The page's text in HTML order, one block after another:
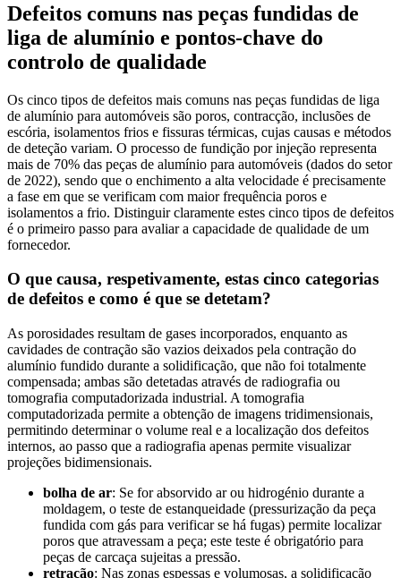
Defeitos comuns nas peças fundidas de
liga de alumínio e pontos-chave do
controlo de qualidade
Os cinco tipos de defeitos mais comuns nas peças fundidas de liga
de alumínio para automóveis são poros, contracção, inclusões de
escória, isolamentos frios e fissuras térmicas, cujas causas e métodos
de deteção variam. O processo de fundição por injeção representa
mais de 70% das peças de alumínio para automóveis (dados do setor
de 2022), sendo que o enchimento a alta velocidade é precisamente
a fase em que se verificam com maior frequência poros e
isolamentos a frio. Distinguir claramente estes cinco tipos de defeitos
é o primeiro passo para avaliar a capacidade de qualidade de um
fornecedor.
O que causa, respetivamente, estas cinco categorias
de defeitos e como é que se detetam?
As porosidades resultam de gases incorporados, enquanto as
cavidades de contração são vazios deixados pela contração do
alumínio fundido durante a solidificação, que não foi totalmente
compensada; ambas são detetadas através de radiografia ou
tomografia computadorizada industrial. A tomografia
computadorizada permite a obtenção de imagens tridimensionais,
permitindo determinar o volume real e a localização dos defeitos
internos, ao passo que a radiografia apenas permite visualizar
projeções bidimensionais.
bolha de ar: Se for absorvido ar ou hidrogénio durante a
moldagem, o teste de estanqueidade (pressurização da peça
fundida com gás para verificar se há fugas) permite localizar
poros que atravessam a peça; este teste é obrigatório para
peças de carcaça sujeitas a pressão.
retração: Nas zonas espessas e volumosas, a solidificação